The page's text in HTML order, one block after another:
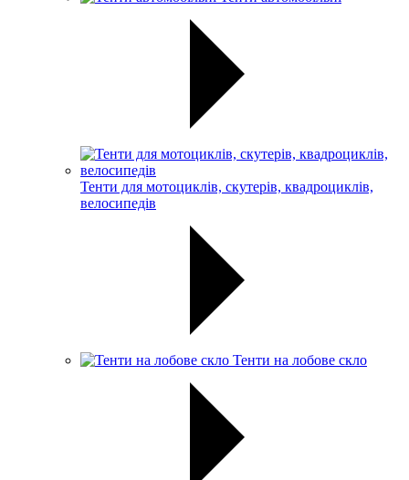
Тенти для мотоциклів, скутерів, квадроциклів,
велосипедів
Тенти на лобове скло